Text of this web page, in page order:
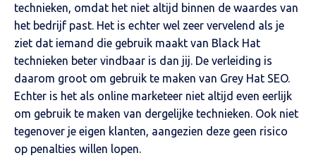
technieken, omdat het niet altijd binnen de waardes van
het bedrijf past. Het is echter wel zeer vervelend als je
ziet dat iemand die gebruik maakt van Black Hat
technieken beter vindbaar is dan jij. De verleiding is
daarom groot om gebruik te maken van Grey Hat SEO.
Echter is het als online marketeer niet altijd even eerlijk
om gebruik te maken van dergelijke technieken. Ook niet
tegenover je eigen klanten, aangezien deze geen risico
op penalties willen lopen.